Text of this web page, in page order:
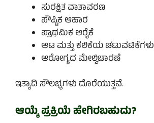
ಸುರಕ್ಷಿತ ವಾತಾವರಣ
ಪೌಷ್ಟಿಕ ಆಹಾರ
ಪ್ರಾಥಮಿಕ ಆರೈಕೆ
ಆಟ ಮತ್ತು ಕಲಿಕೆಯ ಚಟುವಟಿಕೆಗಳು
ಆರೋಗ್ಯದ ಮೇಲ್ವಿಚಾರಣೆ
ಇತ್ಯಾದಿ ಸೌಲಭ್ಯಗಳು ದೊರೆಯುತ್ತವೆ.
ಆಯ್ಕೆ ಪ್ರಕ್ರಿಯೆ ಹೇಗಿರಬಹುದು?